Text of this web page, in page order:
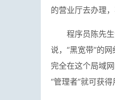
的营业厅去办理
程序员陈先
说，“黑宽带”的
完全在这个局域
“管理者”就可获